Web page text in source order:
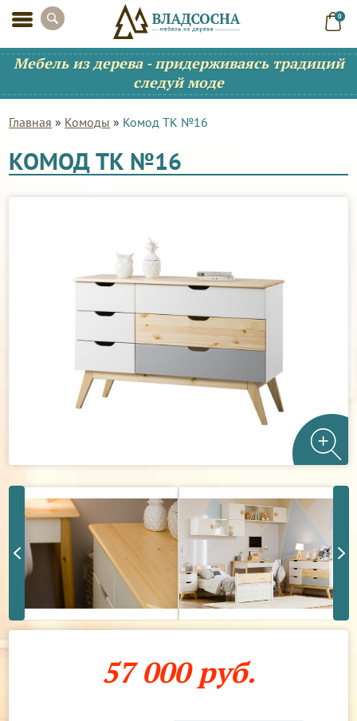
0
Мебель из дерева - придерживаясь традиций
следуй моде
Главная » Комоды » Комод ТК №16
КОМОД ТК №16
57 000 руб.